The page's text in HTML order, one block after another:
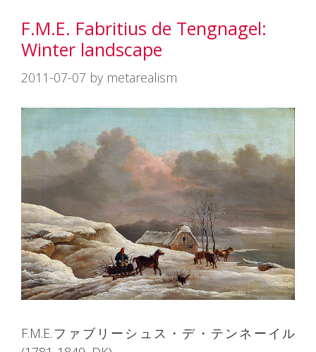
F.M.E. Fabritius de Tengnagel:
Winter landscape
2011-07-07 by metarealism
F.M.E.ファブリーシュス・デ・テンネーイル